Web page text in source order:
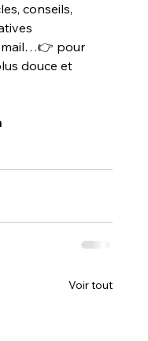
conseils,
mail…👉 pour
douce et
Voir tout